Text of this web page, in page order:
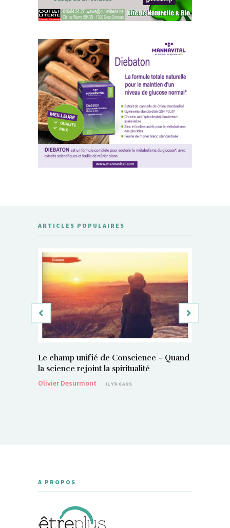
ARTICLES POPULAIRES
Le champ unifié de Conscience – Quand
la science rejoint la spiritualité
Olivier Desurmont
IL Y'A 6 ANS
A PROPOS